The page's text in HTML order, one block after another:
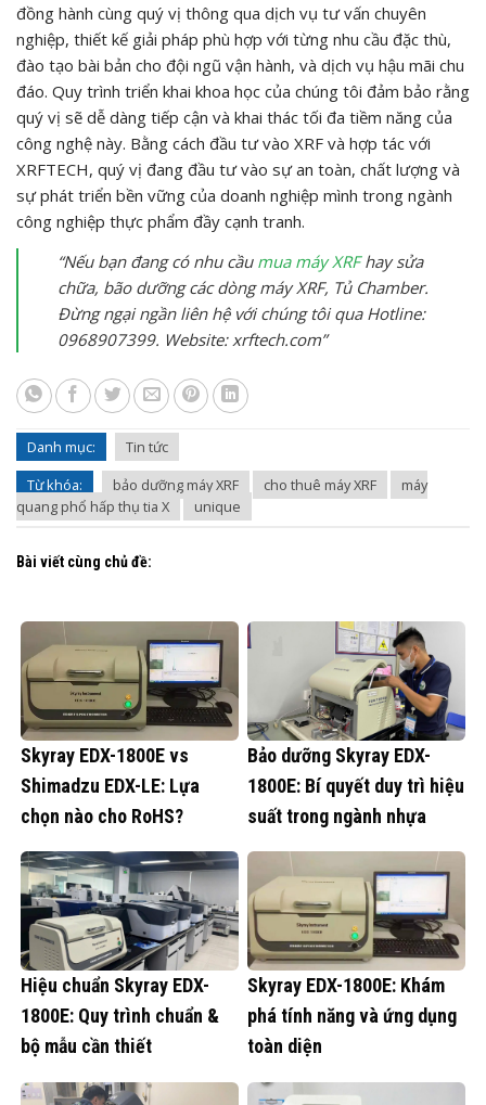
đồng hành cùng quý vị thông qua dịch vụ tư vấn chuyên
nghiệp, thiết kế giải pháp phù hợp với từng nhu cầu đặc thù,
đào tạo bài bản cho đội ngũ vận hành, và dịch vụ hậu mãi chu
đáo. Quy trình triển khai khoa học của chúng tôi đảm bảo rằng
quý vị sẽ dễ dàng tiếp cận và khai thác tối đa tiềm năng của
công nghệ này. Bằng cách đầu tư vào XRF và hợp tác với
XRFTECH, quý vị đang đầu tư vào sự an toàn, chất lượng và
sự phát triển bền vững của doanh nghiệp mình trong ngành
công nghiệp thực phẩm đầy cạnh tranh.
“Nếu bạn đang có nhu cầu mua máy XRFhay sửa
chữa, bão dưỡng các dòng máy XRF, Tủ Chamber.
Đừng ngại ngần liên hệ với chúng tôi qua Hotline:
0968907399. Website: xrftech.com”
Danh mục:
Tin tức
Từ khóa:
bảo dưỡng máy XRF cho thuê máy XRF
máy
quang phổ hấp thụ tia X
unique
Bài viết cùng chủ đề:
Skyray EDX-1800E vs
Shimadzu EDX-LE: Lựa
chọn nào cho RoHS?
Bảo dưỡng Skyray EDX-
1800E: Bí quyết duy trì hiệu
suất trong ngành nhựa
Hiệu chuẩn Skyray EDX-
1800E: Quy trình chuẩn &
bộ mẫu cần thiết
Skyray EDX-1800E: Khám
phá tính năng và ứng dụng
toàn diện